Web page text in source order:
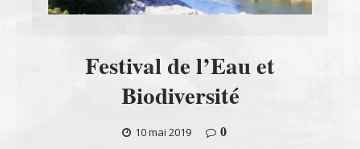
Festival de l’Eau et
Biodiversité
10 mai 2019
0